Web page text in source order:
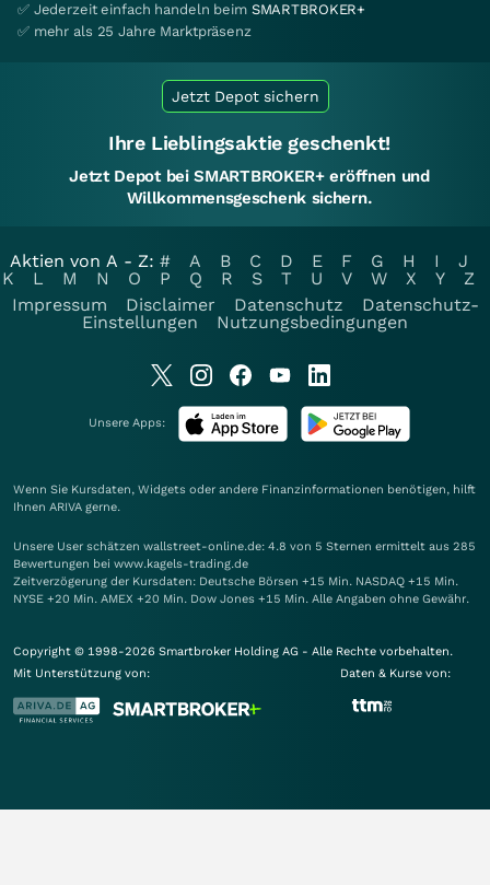
✅ Jederzeit einfach handeln beim SMARTBROKER+
✅ mehr als 25 Jahre Marktpräsenz
Jetzt Depot sichern
Ihre Lieblingsaktie geschenkt!
Jetzt Depot bei SMARTBROKER+ eröffnen und
Willkommensgeschenk sichern.
Aktien von A - Z: # A B C D E F G H I
J
K
L M N O P Q R S T U V W X Y
Z
Impressum
Disclaimer Datenschutz
Datenschutz-
Einstellungen
Nutzungsbedingungen
Unsere Apps:
Wenn Sie Kursdaten, Widgets oder andere Finanzinformationen benötigen, hilft
Ihnen ARIVA gerne.
Unsere User schätzen wallstreet-online.de: 4.8 von 5 Sternen ermittelt aus 285
Bewertungen bei www.kagels-trading.de
Zeitverzögerung der Kursdaten: Deutsche Börsen +15 Min. NASDAQ +15 Min.
NYSE +20 Min. AMEX +20 Min. Dow Jones +15 Min. Alle Angaben ohne Gewähr.
Copyright © 1998-2026 Smartbroker Holding AG - Alle Rechte vorbehalten.
Mit Unterstützung von:
Daten & Kurse von: